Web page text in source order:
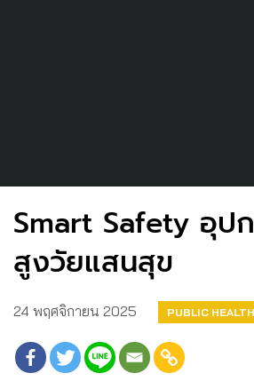
Smart Safety อุป
สูงวัยแสนสุข
24 พฤศจิกายน 2025 PUBLIC HEALTH